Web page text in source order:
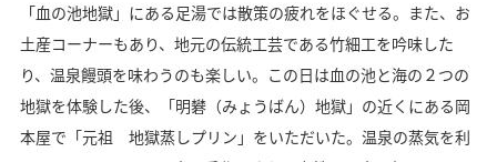
「血の池地獄」にある足湯では散策の疲れをほぐせる。また、お
土産コーナーもあり、地元の伝統工芸である竹細工を吟味した
り、温泉饅頭を味わうのも楽しい。この日は血の池と海の２つの
地獄を体験した後、「明礬（みょうばん）地獄」の近くにある岡
本屋で「元祖 地獄蒸しプリン」をいただいた。温泉の蒸気を利